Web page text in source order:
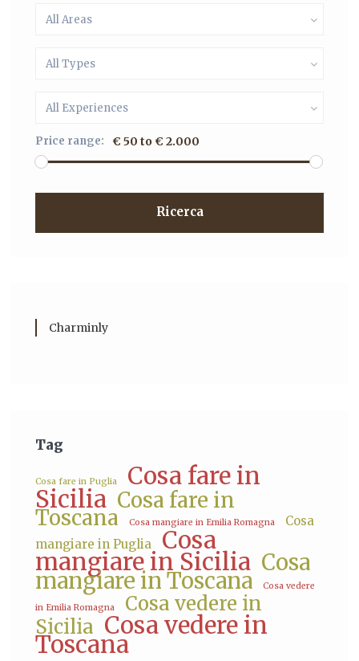
All Areas
All Types
All Experiences
Price range: € 50 to € 2.000
Ricerca
Charminly
Tag
Cosa fare in Puglia Cosa fare in
Sicilia Cosa fare in
Toscana Cosa mangiare in Emilia Romagna
Cosa
mangiare in Puglia
Cosa
mangiare in Sicilia Cosa
mangiare in Toscana Cosa vedere
in Emilia Romagna
Cosa vedere in
Sicilia Cosa vedere in
Toscana